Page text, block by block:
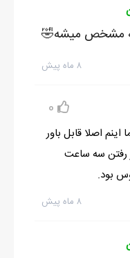
مشخص میشه🤣
۸ ماه پیش
0
اصلا قابل باور
رفتن سه ساعت
بود.
۸ ماه پیش